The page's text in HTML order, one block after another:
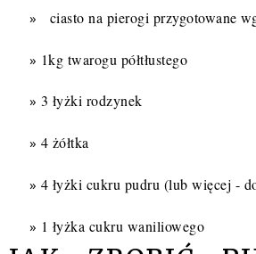
ciasto na pierogi przygotowane
1kg twarogu półtłustego
3 łyżki rodzynek
4 żółtka
4 łyżki cukru pudru (lub więcej -
1 łyżka cukru waniliowego